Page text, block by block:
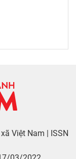
Việt Nam | ISSN